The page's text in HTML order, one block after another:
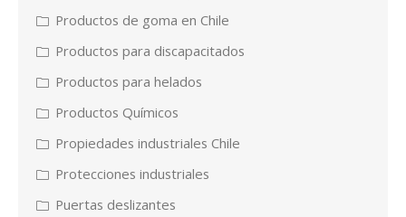
Productos de goma en Chile
Productos para discapacitados
Productos para helados
Productos Químicos
Propiedades industriales Chile
Protecciones industriales
Puertas deslizantes